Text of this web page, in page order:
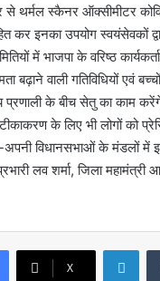
से थर्मल स्कैनर ऑक्सीमीटर
इनका उपयोग स्वयंसेवकों
में भाजपा के वरिष्ठ
बढ़ाने वाली गतिविधियों एवं
के बीच सेतु का काम
के लिए भी लोगों को
अपनी विधानसभाओं के मंडलों में
लव शर्मा, जिला
X